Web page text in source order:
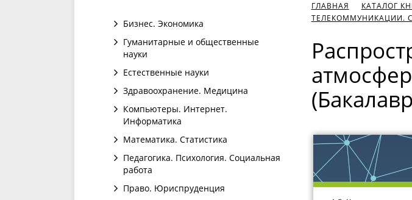
Бизнес. Экономика
Гуманитарные и общественные
науки
Естественные науки
Здравоохранение. Медицина
Компьютеры. Интернет.
Информатика
Математика. Статистика
Педагогика. Психология. Социальная
работа
Право. Юриспруденция
ГЛАВНАЯ КАТАЛОГ
ТЕЛЕКОММУНИКАЦИИ.